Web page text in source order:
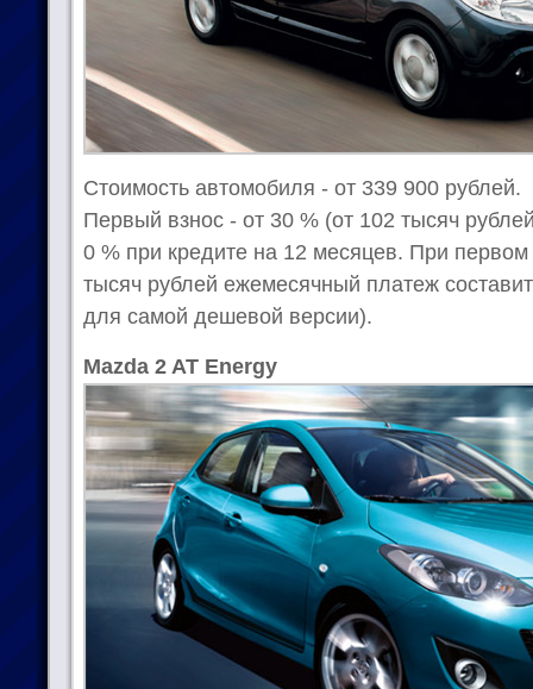
Стоимость автомобиля - от 339 900 рублей.
Первый взнос - от 30 % (от 102 тысяч
0 % при кредите на 12 месяцев. При
тысяч рублей ежемесячный платеж
для самой дешевой версии).
Mazda 2 AT Energy